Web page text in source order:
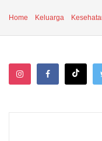
Home Keluarga